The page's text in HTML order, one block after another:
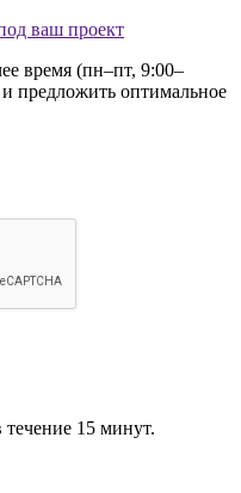
ваш проект
время (пн–пт, 9:00–
предложить оптимальное
15 минут.